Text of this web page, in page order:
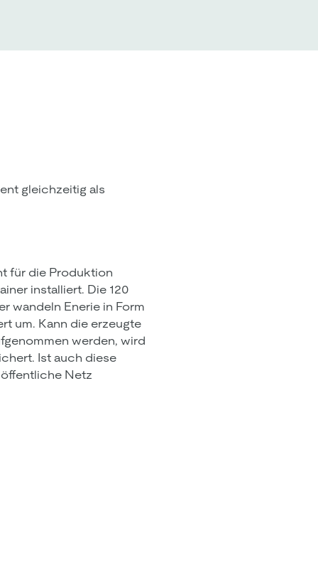
gleichzeitig als
für die Produktion
installiert. Die 120
wandeln Enerie in Form
um. Kann die erzeugte
werden, wird
Ist auch diese
Netz